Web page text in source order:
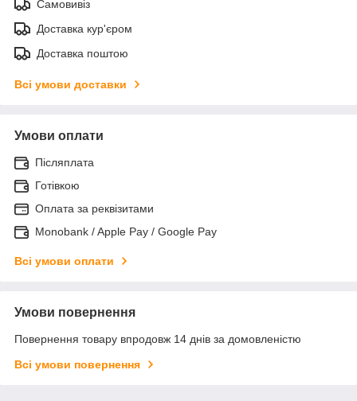
Самовивіз
Доставка кур'єром
Доставка поштою
Всі умови доставки
Умови оплати
Післяплата
Готівкою
Оплата за реквізитами
Monobank / Apple Pay / Google Pay
Всі умови оплати
Умови повернення
Повернення товару впродовж 14 днів за домовленістю
Всі умови повернення